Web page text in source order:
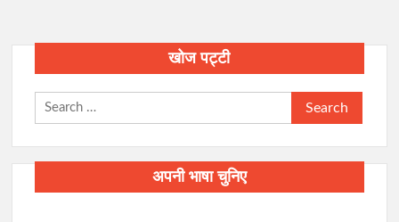
खोज पट्टी
Search
for:
अपनी भाषा चुनिए